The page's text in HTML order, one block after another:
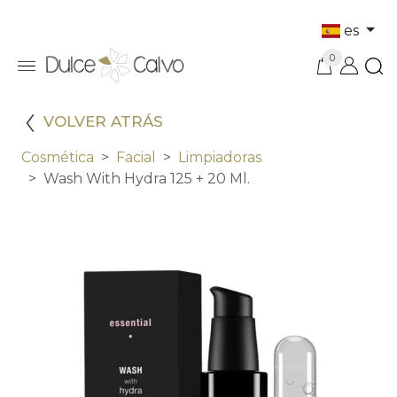
es
0
VOLVER ATRÁS
Cosmética Facial
Limpiadoras
Wash With Hydra 125 + 20 Ml.